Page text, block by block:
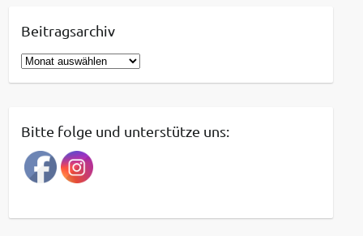
Beitragsarchiv
B
e
r
a
g
a
Bitte folge und unterstütze uns: